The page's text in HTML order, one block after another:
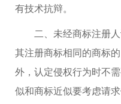
有技术抗辩。
二、未经商标注册人
其注册商标相同的商标
外，认定侵权行为时不
似和商标近似要考虑请